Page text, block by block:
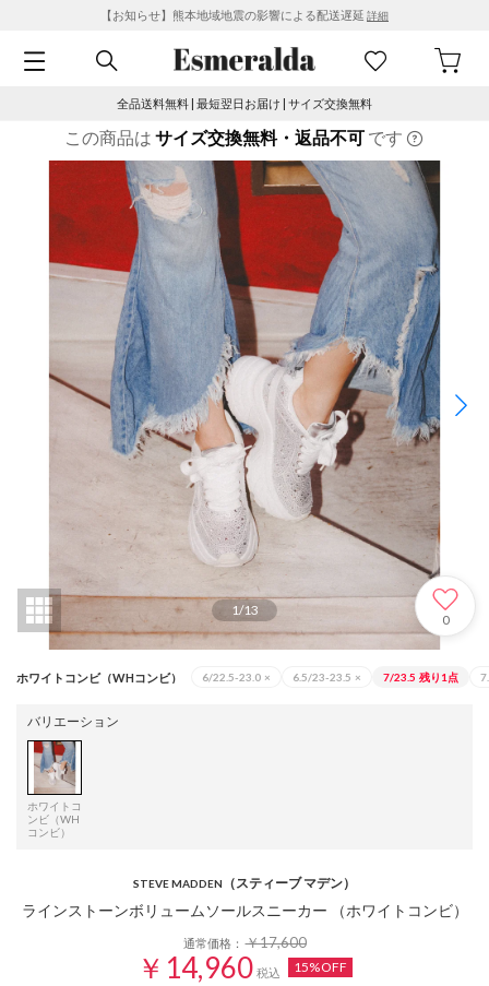
【お知らせ】熊本地域地震の影響による配送遅延 詳細
全品送料無料 | 最短翌日お届け | サイズ交換無料
この商品は サイズ交換無料・返品不可 です
1/13
0
ホワイトコンビ（WHコンビ） 6/22.5-23.0 × 6.5/23-23.5 × 7/23.5 残り1点
バリエーション
ホワイトコ
ンビ（WH
コンビ）
STEVE MADDEN （スティーブ マデン）
ラインストーンボリュームソールスニーカー （ホワイトコンビ）
通常価格：￥17,600
￥14,960 税込 15%OFF